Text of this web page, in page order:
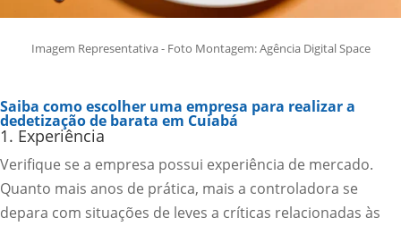
Imagem Representativa - Foto Montagem: Agência Digital Space
Saiba como escolher uma empresa para realizar a
dedetização de barata em Cuiabá
1. Experiência
Verifique se a empresa possui experiência de mercado.
Quanto mais anos de prática, mais a controladora se
depara com situações de leves a críticas relacionadas às